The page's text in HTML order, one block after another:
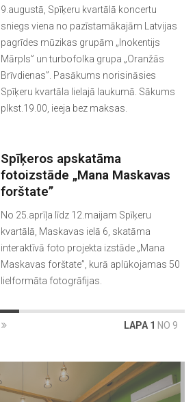
9.augustā, Spīķeru kvartālā koncertu
sniegs viena no pazīstamākajām Latvijas
pagrīdes mūzikas grupām „Inokentijs
Mārpls” un turbofolka grupa „Oranžās
Brīvdienas”. Pasākums norisināsies
Spīķeru kvartāla lielajā laukumā. Sākums
plkst.19.00, ieeja bez maksas.
Spīķeros apskatāma
fotoizstāde „Mana Maskavas
forštate”
No 25.aprīļa līdz 12.maijam Spīķeru
kvartālā, Maskavas ielā 6, skatāma
interaktīvā foto projekta izstāde „Mana
Maskavas forštate”, kurā aplūkojamas 50
lielformāta fotogrāfijas.
LAPA 1 NO 9